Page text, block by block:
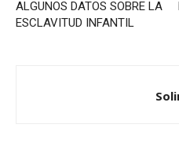
ALGUNOS DATOS SOBRE LA
ESCLAVITUD INFANTIL